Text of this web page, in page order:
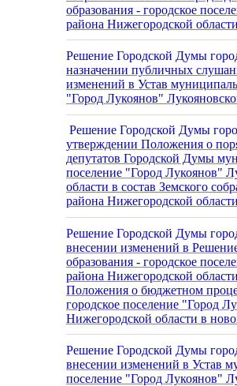
образования - городское
района Нижегородской
Решение Городской Думы
назначении публичных
изменений в Устав
"Город Лукоянов"
Решение Городской Думы
утверждении Положения о
депутатов Городской Думы
поселение "Город Лукоянов"
области в состав Земского
района Нижегородской
Решение Городской Думы
внесении изменений в
образования - городское
района Нижегородской
Положения о бюджетном
городское поселение "Город
Нижегородской области в
Решение Городской Думы
внесении изменений в Устав
поселение "Город Лукоянов"